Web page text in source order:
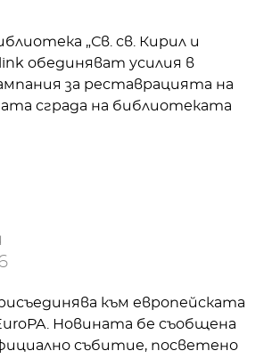
„Св. св. Кирил и
обединяват усилия в
за реставрацията на
сграда на библиотеката
към европейската
Новината бе съобщена
събитие, посветено